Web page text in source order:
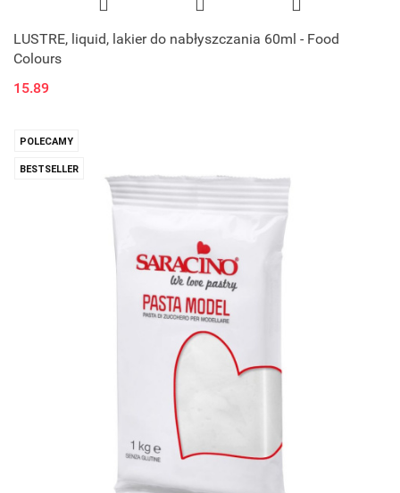
LUSTRE, liquid, lakier do nabłyszczania 60ml - Food
Colours
15.89
POLECAMY
BESTSELLER